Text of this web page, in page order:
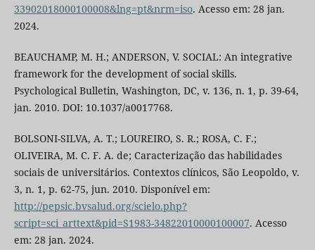
33902018000100008&lng=pt&nrm=iso. Acesso em: 28 jan.
2024.
BEAUCHAMP, M. H.; ANDERSON, V. SOCIAL: An integrative
framework for the development of social skills.
Psychological Bulletin, Washington, DC, v. 136, n. 1, p. 39-64,
jan. 2010. DOI: 10.1037/a0017768.
BOLSONI-SILVA, A. T.; LOUREIRO, S. R.; ROSA, C. F.;
OLIVEIRA, M. C. F. A. de; Caracterização das habilidades
sociais de universitários. Contextos clínicos, São Leopoldo, v.
3, n. 1, p. 62-75, jun. 2010. Disponível em:
http://pepsic.bvsalud.org/scielo.php?
script=sci_arttext&pid=S1983-34822010000100007. Acesso
em: 28 jan. 2024.